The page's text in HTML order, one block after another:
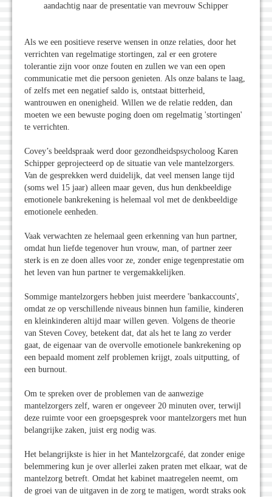
aandachtig naar de presentatie van mevrouw Schipper
Als we een positieve reserve wensen in onze relaties, door het
verrichten van regelmatige stortingen, zal er een grotere
tolerantie zijn voor onze fouten en zullen we van een open
communicatie met die persoon genieten. Als onze balans te laag,
of zelfs met een negatief saldo is, ontstaat bitterheid,
wantrouwen en onenigheid. Willen we de relatie redden, dan
moeten we een bewuste poging doen om regelmatig 'stortingen'
te verrichten.
Covey’s beeldspraak werd door gezondheidspsycholoog Karen
Schipper geprojecteerd op de situatie van vele mantelzorgers.
Van de gesprekken werd duidelijk, dat veel mensen lange tijd
(soms wel 15 jaar) alleen maar geven, dus hun denkbeeldige
emotionele bankrekening is helemaal vol met de denkbeeldige
emotionele eenheden.
Vaak verwachten ze helemaal geen erkenning van hun partner,
omdat hun liefde tegenover hun vrouw, man, of partner zeer
sterk is en ze doen alles voor ze, zonder enige tegenprestatie om
het leven van hun partner te vergemakkelijken.
Sommige mantelzorgers hebben juist meerdere 'bankaccounts',
omdat ze op verschillende niveaus binnen hun familie, kinderen
en kleinkinderen altijd maar willen geven. Volgens de theorie
van Steven Covey, betekent dat, dat als het te lang zo verder
gaat, de eigenaar van de overvolle emotionele bankrekening op
een bepaald moment zelf problemen krijgt, zoals uitputting, of
een burnout.
Om te spreken over de problemen van de aanwezige
mantelzorgers zelf, waren er ongeveer 20 minuten over, terwijl
deze ruimte voor een groepsgesprek voor mantelzorgers met hun
belangrijke zaken, juist erg nodig was.
Het belangrijkste is hier in het Mantelzorgcafé, dat zonder enige
belemmering kun je over allerlei zaken praten met elkaar, wat de
mantelzorg betreft. Omdat het kabinet maatregelen neemt, om
de groei van de uitgaven in de zorg te matigen, wordt straks ook